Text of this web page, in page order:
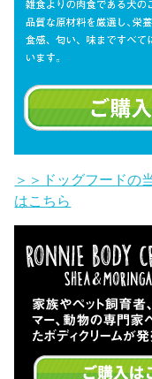
＞＞ドッグフードの
はこちら